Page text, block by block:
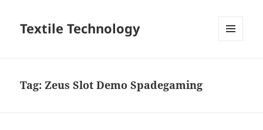
Textile Technology
Tag:Zeus Slot Demo Spadegaming